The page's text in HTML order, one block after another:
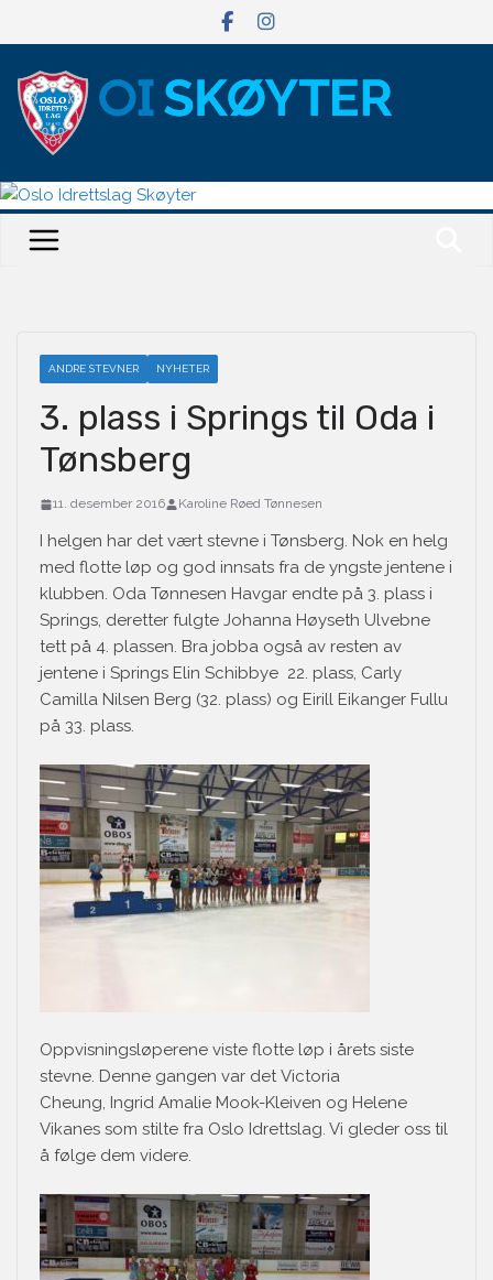
ANDRE STEVNER NYHETER
3. plass i Springs til Oda i
Tønsberg
11. desember 2016 Karoline Røed Tønnesen
I helgen har det vært stevne i Tønsberg. Nok en helg
med flotte løp og god innsats fra de yngste jentene i
klubben. Oda Tønnesen Havgar endte på 3. plass i
Springs, deretter fulgte Johanna Høyseth Ulvebne
tett på 4. plassen. Bra jobba også av resten av
jentene i Springs Elin Schibbye 22. plass, Carly
Camilla Nilsen Berg (32. plass) og Eirill Eikanger Fullu
på 33. plass.
Oppvisningsløperene viste flotte løp i årets siste
stevne. Denne gangen var det Victoria
Cheung, Ingrid Amalie Mook-Kleiven og Helene
Vikanes som stilte fra Oslo Idrettslag. Vi gleder oss til
å følge dem videre.